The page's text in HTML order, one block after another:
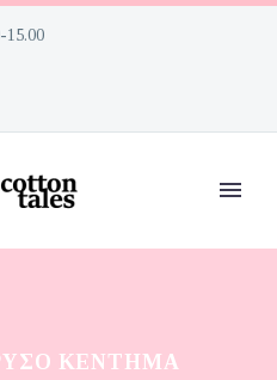
15.00
ΚΈΝΤΗΜΑ